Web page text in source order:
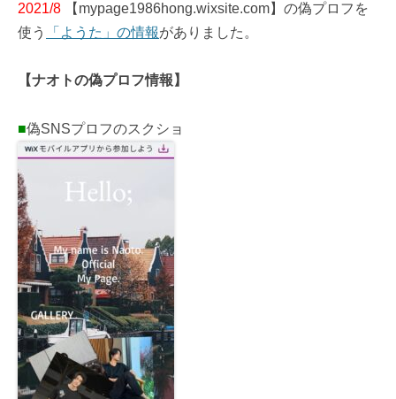
2021/8 【mypage1986hong.wixsite.com】の偽プロフを
使う
「ようた」の情報がありました。
【ナオトの偽プロフ情報】
■偽SNSプロフのスクショ